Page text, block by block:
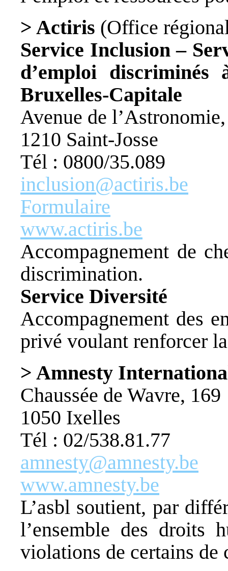
> Actiris (Office
Service Inclusion –
d’emploi discriminés
Bruxelles-Capitale
Avenue de
1210 Saint-Josse
Tél : 0800/35.089
inclusion@actiris.be
Formulaire
www.actiris.be
Accompagnement de
discrimination.
Service Diversité
Accompagnement des
privé voulant renforcer
> Amnesty
Chaussée de Wavre, 169
1050 Ixelles
Tél : 02/538.81.77
amnesty@amnesty.be
www.amnesty.be
L’asbl soutient, par
l’ensemble des droits
violations de certains de